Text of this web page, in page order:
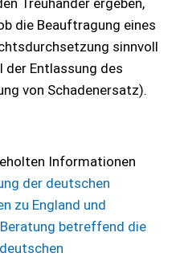
Treuhänder ergeben,
die Beauftragung eines
sinnvoll
der Entlassung des
von Schadenersatz).
Informationen
der deutschen
zu England und
Beratung betreffend die